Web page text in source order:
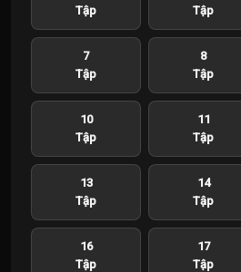
Tập
Tập
7
Tập
8
Tập
10
Tập
11
Tập
13
Tập
14
Tập
16
Tập
17
Tập